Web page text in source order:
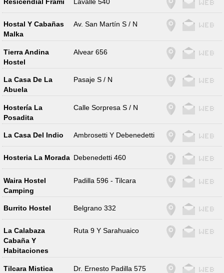
Hostal Y Cabañas
Malka
Av. San Martín S / N
Tierra Andina
Hostel
Alvear 656
La Casa De La
Abuela
Pasaje S / N
Hostería La
Posadita
Calle Sorpresa S / N
La Casa Del Indio Ambrosetti Y Debenedetti
Hosteria La Morada Debenedetti 460
Waira Hostel
Camping
Padilla 596 - Tilcara
Burrito Hostel Belgrano 332
La Calabaza
Cabaña Y
Habitaciones
Ruta 9 Y Sarahuaico
Tilcara Mistica
Dr. Ernesto Padilla 575